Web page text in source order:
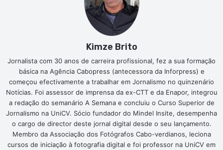
Kimze Brito
Jornalista com 30 anos de carreira profissional, fez a sua formação
básica na Agência Cabopress (antecessora da Inforpress) e
começou efectivamente a trabalhar em Jornalismo no quinzenário
Notícias. Foi assessor de imprensa da ex-CTT e da Enapor, integrou
a redação do semanário A Semana e concluiu o Curso Superior de
Jornalismo na UniCV. Sócio fundador do Mindel Insite, desempenha
o cargo de director deste jornal digital desde o seu lançamento.
Membro da Associação dos Fotógrafos Cabo-verdianos, leciona
cursos de iniciação à fotografia digital e foi professor na UniCV em